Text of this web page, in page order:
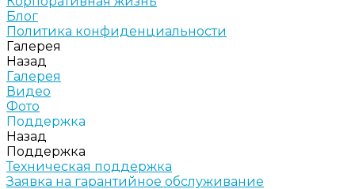
Блог
Политика конфиденциальности
Галерея
Назад
Галерея
Видео
Фото
Поддержка
Назад
Поддержка
Техническая поддержка
Заявка на гарантийное обслуживание